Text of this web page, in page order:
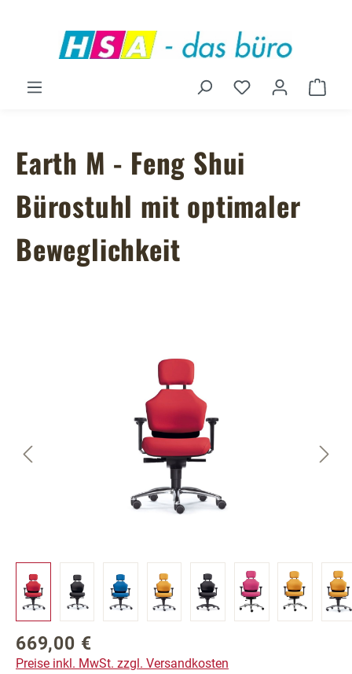
Du hast 0
Earth M - Feng Shui
Bürostuhl mit optimaler
Beweglichkeit
Bildergalerie überspringen
Regulärer Preis:
669,00 €
Preise inkl. MwSt. zzgl. Versandkosten